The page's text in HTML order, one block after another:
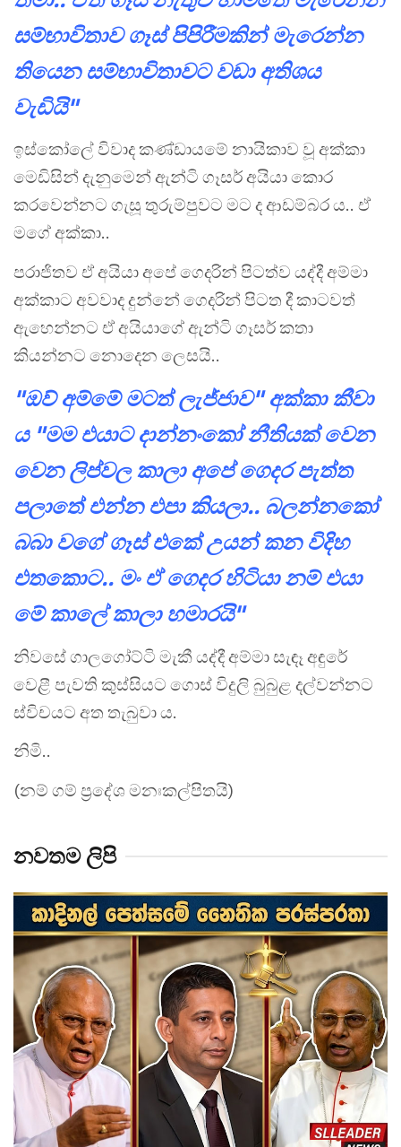
සම්භාවිතාව ගෑස් පිපිරීමකින් මැරෙන්න
තියෙන සම්භාවිතාවට වඩා අතිශය
වැඩියි"
ඉස්කෝලේ විවාද කණ්ඩායමේ නායිකාව වූ අක්කා
මෙඩිසින් දැනුමෙන් ඇන්ටි ගෑසර් අයියා කොර
කරවෙන්නට ගැසූ තුරුම්පුවට මට ද ආඩම්බර ය.. ඒ
මගේ අක්කා..
පරාජිතව ඒ අයියා අපේ ගෙදරින් පිටත්ව යද්දී අම්මා
අක්කාට අවවාද දුන්නේ ගෙදරින් පිටත දී කාටවත්
ඇහෙන්නට ඒ අයියාගේ ඇන්ටි ගෑසර් කතා
කියන්නට නොදෙන ලෙසයි..
"ඔව් අම්මේ මටත් ලැජ්ජාව" අක්කා කීවා
ය "මම එයාට දාන්නංකෝ නීතියක් වෙන
වෙන ලිප්වල කාලා අපේ ගෙදර පැත්ත
පලාතේ එන්න එපා කියලා.. බලන්නකෝ
බබා වගේ ගෑස් එකේ උයන් කන විදිහ
එතකොට.. මං ඒ ගෙදර හිටියා නම් එයා
මේ කාලේ කාලා හමාරයි"
නිවසේ ගාලගෝට්ටි මැකී යද්දී අම්මා සැඳෑ අඳුරේ
වෙළී පැවති කුස්සියට ගොස් විදුලි බුබුළ දල්වන්නට
ස්විචයට අත තැබුවා ය.
නිමි..
(නම් ගම් ප්‍රදේශ මනඃකල්පිතයි)
නවතම ලිපි